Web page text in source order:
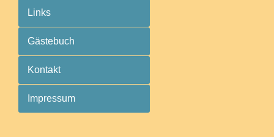
Links
Gästebuch
Kontakt
Impressum